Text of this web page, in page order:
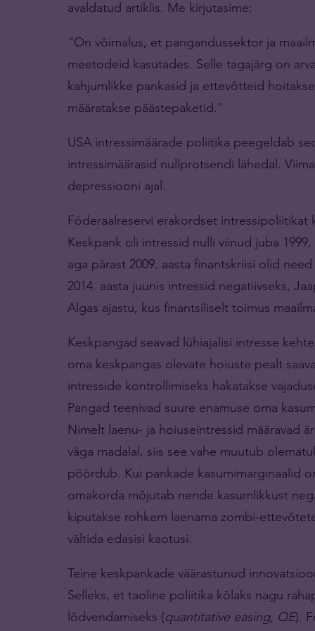
avaldatud artiklis. Me kirjutasime:
“On võimalus, et pangandussektor ja
meetodeid kasutades. Selle tagajärg on
kahjumlikke pankasid ja ettevõtteid
määratakse päästepaketid.”
USA intressimäärade poliitika peegeldab
intressimäärasid nullprotsendi lähedal.
depressiooni ajal.
Föderaalreservi erakordset intressipoliitikat
Keskpank oli intressid nulli viinud juba
aga pärast 2009. aasta finantskriisi olid
2014. aasta juunis intressid negatiivseks,
Algas ajastu, kus finantsiliselt toimus
Keskpangad seavad lühiajalisi intresse
oma keskpangas olevate hoiuste pealt
intresside kontrollimiseks hakatakse
Pangad teenivad suure enamuse oma
Nimelt laenu- ja hoiuseintressid määravad
väga madalal, siis see vahe muutub
pöördub. Kui pankade kasumimarginaalid
omakorda mõjutab nende kasumlikkust
kiputakse rohkem laenama zombi-
vältida edasisi kaotusi.
Teine keskpankade väärastunud
Selleks, et taoline poliitika kõlaks nagu
lõdvendamiseks (quantitative easing, QE).